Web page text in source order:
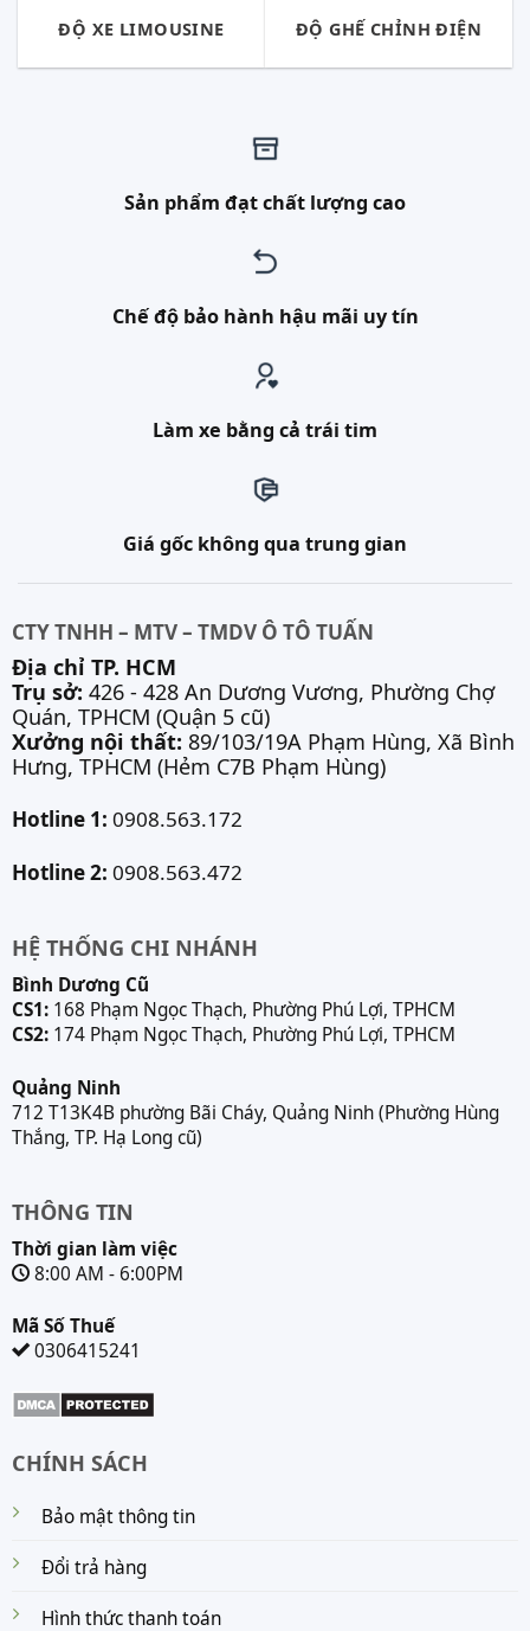
ĐỘ XE LIMOUSINE ĐỘ GHẾ CHỈNH ĐIỆN
Sản phẩm đạt chất lượng cao
Chế độ bảo hành hậu mãi uy tín
Làm xe bằng cả trái tim
Giá gốc không qua trung gian
CTY TNHH – MTV – TMDV Ô TÔ TUẤN
Địa chỉ TP. HCM
Trụ sở: 426 - 428 An Dương Vương, Phường Chợ
Quán, TPHCM (Quận 5 cũ)
Xưởng nội thất: 89/103/19A Phạm Hùng, Xã Bình
Hưng, TPHCM (Hẻm C7B Phạm Hùng)
Hotline 1: 0908.563.172
Hotline 2: 0908.563.472
HỆ THỐNG CHI NHÁNH
Bình Dương Cũ
CS1:168 Phạm Ngọc Thạch, Phường Phú Lợi, TPHCM
CS2:174 Phạm Ngọc Thạch, Phường Phú Lợi, TPHCM
Quảng Ninh
712 T13K4B phường Bãi Cháy, Quảng Ninh (Phường Hùng
Thắng, TP. Hạ Long cũ)
THÔNG TIN
Thời gian làm việc
8:00 AM - 6:00PM
Mã Số Thuế
0306415241
CHÍNH SÁCH
Bảo mật thông tin
Đổi trả hàng
Hình thức thanh toán